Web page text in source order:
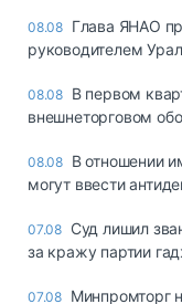
08.08 Глава ЯНАО
руководителем
08.08 В первом
внешнеторговом
08.08 В отношении
могут ввести
07.08 Суд лишил
за кражу партии
07.08 Минпромторг